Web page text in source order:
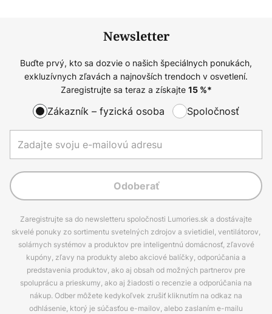
Newsletter
Buďte prvý, kto sa dozvie o našich špeciálnych ponukách,
exkluzívnych zľavách a najnovších trendoch v osvetlení.
Zaregistrujte sa teraz a získajte 15%*
Zákazník – fyzická osoba Spoločnosť
Odoberať
Zaregistrujte sa do newsletteru spoločnosti Lumories.sk a dostávajte
skvelé ponuky zo sortimentu svetelných zdrojov a svietidiel, ventilátorov,
solárnych systémov a produktov pre inteligentnú domácnosť, zľavové
kupóny, zľavy na produkty alebo akciové balíčky, odporúčania a
predstavenia produktov, ako aj obsah od možných partnerov pre
spoluprácu a prieskumy, ako aj žiadosti o recenzie a odporúčania na
nákup. Odber môžete kedykoľvek zrušiť kliknutím na odkaz na
odhlásenie, ktorý je súčasťou e-mailov, alebo zaslaním e-mailu